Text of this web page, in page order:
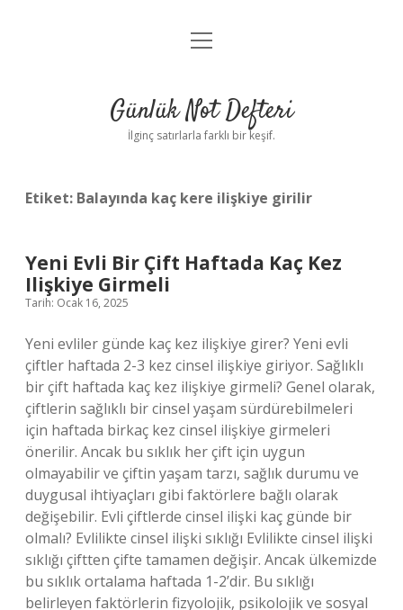
Anasayfa
Yasal Uyarı
menüyü
Günlük Not Defteri
İlginç satırlarla farklı bir keşif.
Etiket: Balayında kaç kere ilişkiye girilir
Yeni Evli Bir Çift Haftada Kaç Kez
Ilişkiye Girmeli
Tarih: Ocak 16, 2025
Yeni evliler günde kaç kez ilişkiye girer? Yeni evli
çiftler haftada 2-3 kez cinsel ilişkiye giriyor. Sağlıklı
bir çift haftada kaç kez ilişkiye girmeli? Genel olarak,
çiftlerin sağlıklı bir cinsel yaşam sürdürebilmeleri
için haftada birkaç kez cinsel ilişkiye girmeleri
önerilir. Ancak bu sıklık her çift için uygun
olmayabilir ve çiftin yaşam tarzı, sağlık durumu ve
duygusal ihtiyaçları gibi faktörlere bağlı olarak
değişebilir. Evli çiftlerde cinsel ilişki kaç günde bir
olmalı? Evlilikte cinsel ilişki sıklığı Evlilikte cinsel ilişki
sıklığı çiftten çifte tamamen değişir. Ancak ülkemizde
bu sıklık ortalama haftada 1-2’dir. Bu sıklığı
belirleyen faktörlerin fizyolojik, psikolojik ve sosyal